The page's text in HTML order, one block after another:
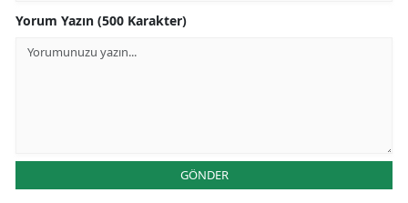
Malatya
Yorum Yazın (500 Karakter)
GÖNDER